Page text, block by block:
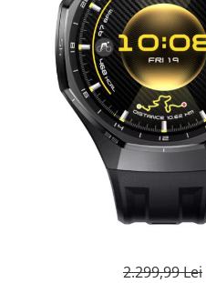
Pistoale de lipit
Termometre bucatarie
Tigai si Seturi
Unelte si aparate de masura
Uscatoare Rufe
Veioze si Lampi
Vopsele si Pigmenti
Perii de par electrice
Uscatoare de par
2.299,99 Lei